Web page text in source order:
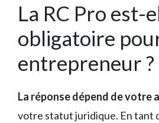
La RC Pro est-
obligatoire
entrepreneur ?
La réponse dépend de votre
votre statut juridique. En tant